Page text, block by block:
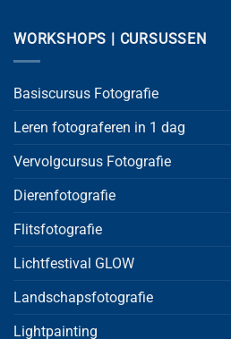
WORKSHOPS | CURSUSSEN
Basiscursus Fotografie
Leren fotograferen in 1 dag
Vervolgcursus Fotografie
Dierenfotografie
Flitsfotografie
Lichtfestival GLOW
Landschapsfotografie
Lightpainting